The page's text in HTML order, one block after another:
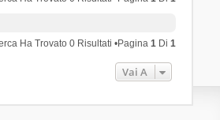
Ha Trovato 0 Risultati •Pagina1 Di1
Vai A